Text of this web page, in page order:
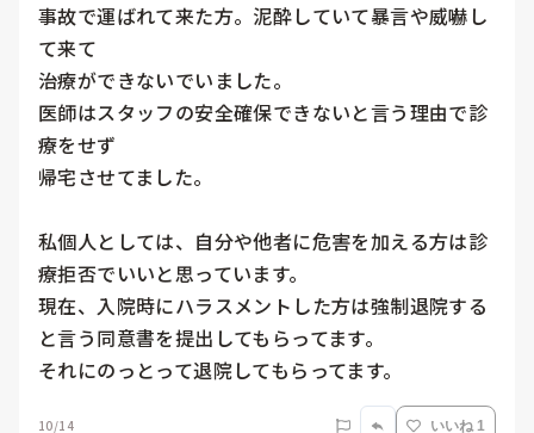
事故で運ばれて来た方。泥酔していて暴言や威嚇し
て来て
治療ができないでいました。
医師はスタッフの安全確保できないと言う理由で診
療をせず
帰宅させてました。
私個人としては、自分や他者に危害を加える方は診
療拒否でいいと思っています。
現在、入院時にハラスメントした方は強制退院する
と言う同意書を提出してもらってます。
それにのっとって退院してもらってます。
10/14 いいね 1